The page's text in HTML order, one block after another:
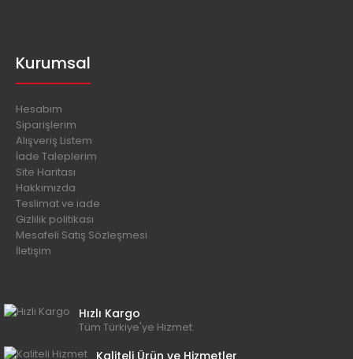
Kurumsal
Hesabım
Siparişlerim
Alışveriş Listem
İade Taleplerim
Site Haritası
Hakkımızda
Teslimat ve iade
Gizlilik politikası
Mesafeli Satış Sözleşmesi
İletişim
Hızlı Kargo
Tüm Türkiye'ye Hizmet.